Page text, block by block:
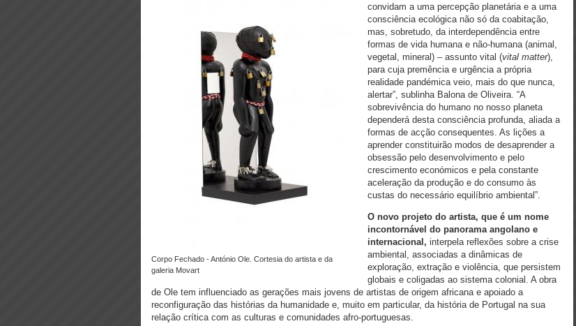
Corpo Fechado - António Ole. Cortesia do artista e da
galeria Movart
convidam a uma percepção planetária e a uma
consciência ecológica não só da coabitação,
mas, sobretudo, da interdependência entre
formas de vida humana e não-humana (animal,
vegetal, mineral) – assunto vital (vital matter),
para cuja premência e urgência a própria
realidade pandémica veio, mais do que nunca,
alertar”, sublinha Balona de Oliveira. “A
sobrevivência do humano no nosso planeta
dependerá desta consciência profunda, aliada a
formas de acção consequentes. As lições a
aprender constituirão modos de desaprender a
obsessão pelo desenvolvimento e pelo
crescimento económicos e pela constante
aceleração da produção e do consumo às
custas do necessário equilíbrio ambiental”.
O novo projeto do artista, que é um nome
incontornável do panorama angolano e
internacional, interpela reflexões sobre a crise
ambiental, associadas a dinâmicas de
exploração, extração e violência, que persistem
globais e coligadas ao sistema colonial. A obra
de Ole tem influenciado as gerações mais jovens de artistas de origem africana e apoiado a
reconfiguração das histórias da humanidade e, muito em particular, da história de Portugal na sua
relação crítica com as culturas e comunidades afro-portuguesas.